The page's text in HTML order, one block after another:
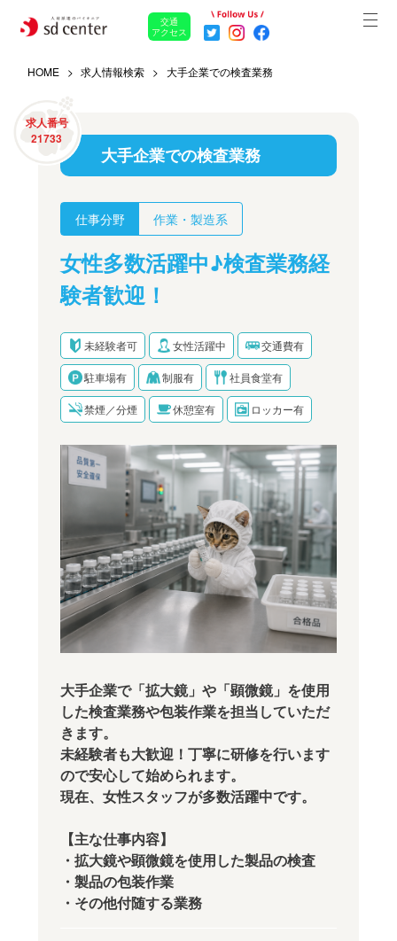
交通
アクセス
HOME 求人情報検索 大手企業での検査業務
求人番号
21733
大手企業での検査業務
仕事分野 作業・製造系
女性多数活躍中♪検査業務経
験者歓迎！
未経験者可 女性活躍中 交通費有
駐車場有 制服有 社員食堂有
禁煙／分煙 休憩室有 ロッカー有
大手企業で「拡大鏡」や「顕微鏡」を使用
した検査業務や包装作業を担当していただ
きます。
未経験者も大歓迎！丁寧に研修を行います
ので安心して始められます。
現在、女性スタッフが多数活躍中です。
【主な仕事内容】
・拡大鏡や顕微鏡を使用した製品の検査
・製品の包装作業
・その他付随する業務